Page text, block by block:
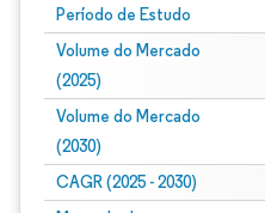
Período de Estudo
Volume do Mercado
(2025)
Volume do Mercado
(2030)
CAGR (2025 - 2030)